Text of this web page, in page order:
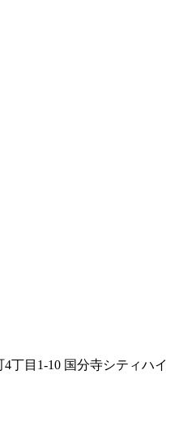
丁目1-10 国分寺シティハイ